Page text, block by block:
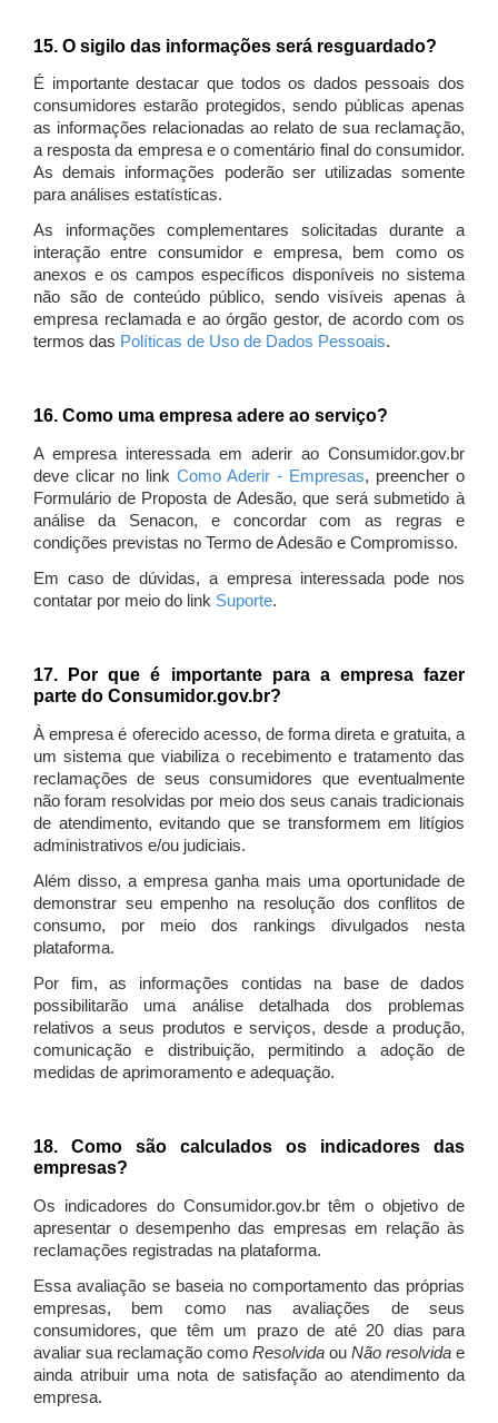
15. O sigilo das informações será resguardado?
É importante destacar que todos os dados pessoais dos
consumidores estarão protegidos, sendo públicas apenas
as informações relacionadas ao relato de sua reclamação,
a resposta da empresa e o comentário final do consumidor.
As demais informações poderão ser utilizadas somente
para análises estatísticas.
As informações complementares solicitadas durante a
interação entre consumidor e empresa, bem como os
anexos e os campos específicos disponíveis no sistema
não são de conteúdo público, sendo visíveis apenas à
empresa reclamada e ao órgão gestor, de acordo com os
termos das Políticas de Uso de Dados Pessoais.
16. Como uma empresa adere ao serviço?
A empresa interessada em aderir ao Consumidor.gov.br
deve clicar no link Como Aderir - Empresas, preencher o
Formulário de Proposta de Adesão, que será submetido à
análise da Senacon, e concordar com as regras e
condições previstas no Termo de Adesão e Compromisso.
Em caso de dúvidas, a empresa interessada pode nos
contatar por meio do link Suporte.
17. Por que é importante para a empresa fazer
parte do Consumidor.gov.br?
À empresa é oferecido acesso, de forma direta e gratuita, a
um sistema que viabiliza o recebimento e tratamento das
reclamações de seus consumidores que eventualmente
não foram resolvidas por meio dos seus canais tradicionais
de atendimento, evitando que se transformem em litígios
administrativos e/ou judiciais.
Além disso, a empresa ganha mais uma oportunidade de
demonstrar seu empenho na resolução dos conflitos de
consumo, por meio dos rankings divulgados nesta
plataforma.
Por fim, as informações contidas na base de dados
possibilitarão uma análise detalhada dos problemas
relativos a seus produtos e serviços, desde a produção,
comunicação e distribuição, permitindo a adoção de
medidas de aprimoramento e adequação.
18. Como são calculados os indicadores das
empresas?
Os indicadores do Consumidor.gov.br têm o objetivo de
apresentar o desempenho das empresas em relação às
reclamações registradas na plataforma.
Essa avaliação se baseia no comportamento das próprias
empresas, bem como nas avaliações de seus
consumidores, que têm um prazo de até 20 dias para
avaliar sua reclamação como Resolvida ou Não resolvida e
ainda atribuir uma nota de satisfação ao atendimento da
empresa.